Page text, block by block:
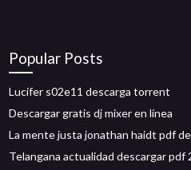
Popular Posts
Lucifer s02e11 descarga torrent
Descargar gratis dj mixer en línea
La mente justa jonathan haidt pdf
Telangana actualidad descargar pdf